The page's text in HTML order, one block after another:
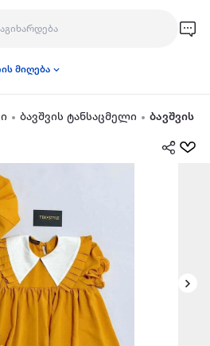
მიღება
ბავშვის ტანსაცმელი ბავშვის